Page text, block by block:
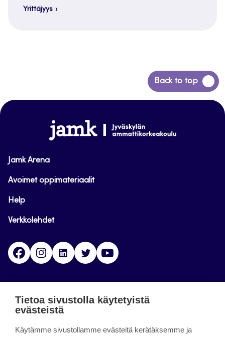
Yrittäjyys
Back to top
Siirry
takaisin
www.jamk.fi
Jamk Arena
Avoimet oppimateriaalit
Help
Verkkolehdet
FacebookInstagramLinkedinTwitter
päättynyt 11.9.2023.
Tietoa sivustolla käytetyistä
evästeistä
Käytämme sivustollamme evästeitä kerätäksemme ja